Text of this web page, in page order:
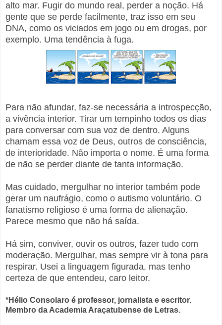
alto mar. Fugir do mundo real, perder a noção. Há
gente que se perde facilmente, traz isso em seu
DNA, como os viciados em jogo ou em drogas, por
exemplo. Uma tendência à fuga.
Para não afundar, faz-se necessária a introspecção,
a vivência interior. Tirar um tempinho todos os dias
para conversar com sua voz de dentro. Alguns
chamam essa voz de Deus, outros de consciência,
de interioridade. Não importa o nome. É uma forma
de não se perder diante de tanta informação.
Mas cuidado, mergulhar no interior também pode
gerar um naufrágio, como o autismo voluntário. O
fanatismo religioso é uma forma de alienação.
Parece mesmo que não há saída.
Há sim, conviver, ouvir os outros, fazer tudo com
moderação. Mergulhar, mas sempre vir à tona para
respirar. Usei a linguagem figurada, mas tenho
certeza de que entendeu, caro leitor.
*Hélio Consolaro é professor, jornalista e escritor.
Membro da Academia Araçatubense de Letras.